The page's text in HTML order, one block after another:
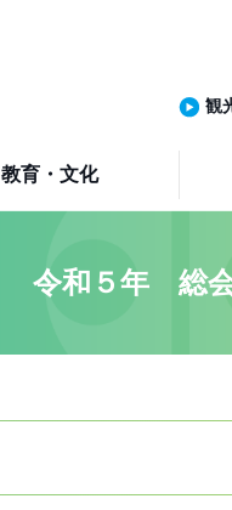
教育・文化
観
令和５年 総